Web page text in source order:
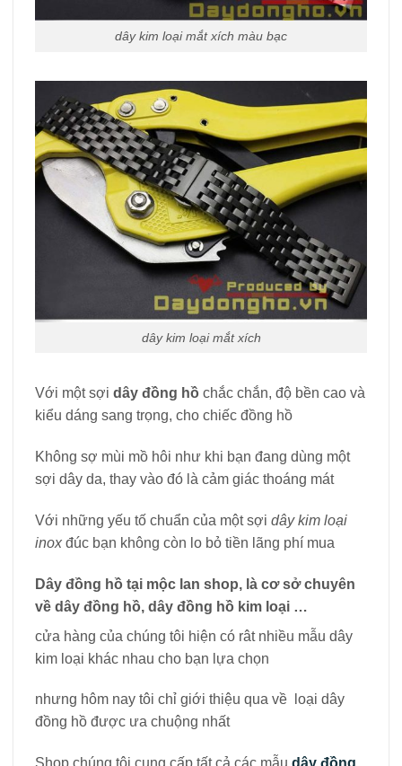
dây kim loại mắt xích màu bạc
dây kim loại mắt xích
Với một sợi dây đồng hồ chắc chắn, độ bền cao và
kiểu dáng sang trọng, cho chiếc đồng hồ
Không sợ mùi mồ hôi như khi bạn đang dùng một
sợi dây da, thay vào đó là cảm giác thoáng mát
Với những yếu tố chuẩn của một sợi dây kim loại
inox đúc bạn không còn lo bỏ tiền lãng phí mua
Dây đồng hồ tại mộc lan shop, là cơ sở chuyên
về dây đồng hồ, dây đồng hồ kim loại …
cửa hàng của chúng tôi hiện có rât nhiều mẫu dây
kim loại khác nhau cho bạn lựa chọn
nhưng hôm nay tôi chỉ giới thiệu qua về loại dây
đồng hồ được ưa chuộng nhất